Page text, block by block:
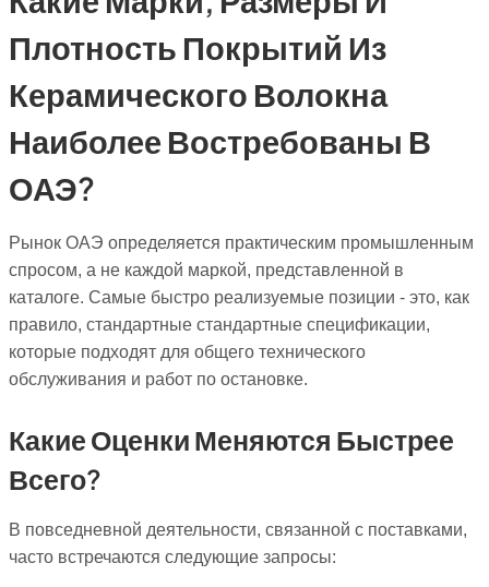
Плотность Покрытий Из
Керамического Волокна
Наиболее Востребованы В
ОАЭ?
Рынок ОАЭ определяется практическим промышленным
спросом, а не каждой маркой, представленной в
каталоге. Самые быстро реализуемые позиции - это, как
правило, стандартные стандартные спецификации,
которые подходят для общего технического
обслуживания и работ по остановке.
Какие Оценки Меняются Быстрее
Всего?
В повседневной деятельности, связанной с поставками,
часто встречаются следующие запросы: